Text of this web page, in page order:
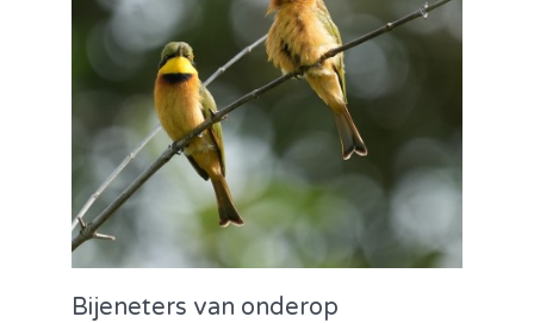
Bijeneters van onderop